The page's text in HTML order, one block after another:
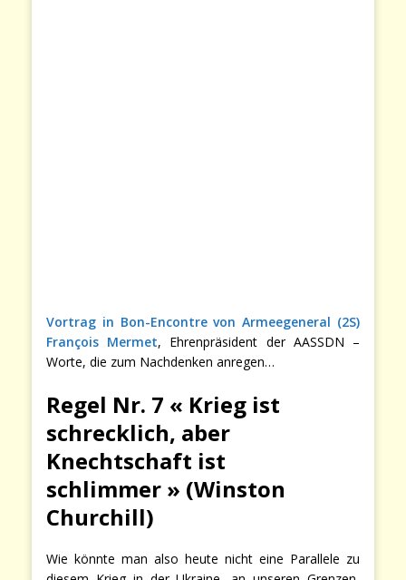
Vortrag in Bon-Encontre von Armeegeneral (2S)
François Mermet, Ehrenpräsident der AASSDN –
Worte, die zum Nachdenken anregen…
Regel Nr. 7 « Krieg ist
schrecklich, aber
Knechtschaft ist
schlimmer » (Winston
Churchill)
Wie könnte man also heute nicht eine Parallele zu